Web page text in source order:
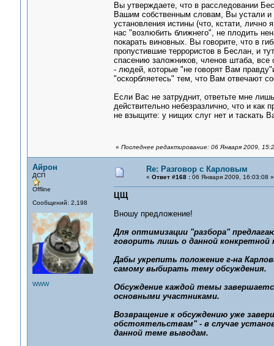
Вы утверждаете, что в расследовании
Вашим собственным словам, Вы устали и
установления истины (что, кстати,
нас "возлюбить ближнего", не плодить
покарать виновных. Вы говорите, что в
пропустившие террористов в Беслан, и
спасению заложников, членов штаба, все
- людей, которые "не говорят Вам
"оскорбляетесь" тем, что Вам отвечают
Если Вас не затруднит, ответьте мне
действительно небезразлично, что и
не взыщите: у нищих слуг нет и таскать
« Последнее редактирование: 06 Января 2009,
Айрон
ДСП
Offline
Сообщений: 2,198
WWW
Re: Разговор с Карловым
« Ответ #168 :06 Января 2009, 16:03:08 »
ЦЩ
Вношу предложение!
Для оптимизации "разбора"
говорить лишь о данной
Дабы укрепить положение г-на
самому выбирать тему обсуждения.
Обсуждение каждой темы
основными участниками.
Возвращение к обсуждению уже
обстоятельствам" - в случае
данной теме выводам.